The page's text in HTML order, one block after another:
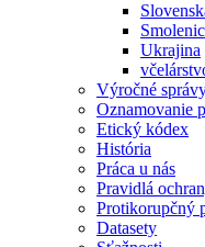
Ukrajina
Výročné
Oznamovanie
Etický kódex
História
Práca u nás
Pravidlá
Protikorupčný
Datasety